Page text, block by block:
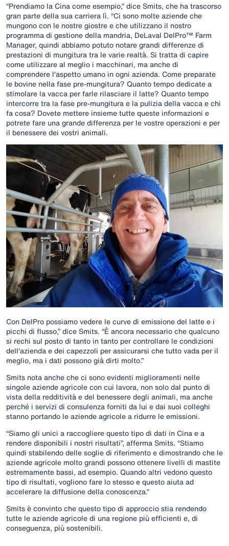
“Prendiamo la Cina come esempio,” dice Smits, che ha trascorso
gran parte della sua carriera lì. “Ci sono molte aziende che
mungono con le nostre giostre e che utilizzano il nostro
programma di gestione della mandria, DeLaval DelPro™ Farm
Manager, quindi abbiamo potuto notare grandi differenze di
prestazioni di mungitura tra le varie realtà. Si tratta di capire
come utilizzare al meglio i macchinari, ma anche di
comprendere l'aspetto umano in ogni azienda. Come preparate
le bovine nella fase pre-mungitura? Quanto tempo dedicate a
stimolare la vacca per farle rilasciare il latte? Quanto tempo
intercorre tra la fase pre-mungitura e la pulizia della vacca e chi
fa cosa? Dovete mettere insieme tutte queste informazioni e
potrete fare una grande differenza per le vostre operazioni e per
il benessere dei vostri animali.
Con DelPro possiamo vedere le curve di emissione del latte e i
picchi di flusso,” dice Smits. “È ancora necessario che qualcuno
si rechi sul posto di tanto in tanto per controllare le condizioni
dell'azienda e dei capezzoli per assicurarsi che tutto vada per il
meglio, ma i dati possono già dirti molto.”
Smits nota anche che ci sono evidenti miglioramenti nelle
singole aziende agricole con cui lavora, non solo dal punto di
vista della redditività e del benessere degli animali, ma anche
perché i servizi di consulenza forniti da lui e dai suoi colleghi
stanno portando le aziende agricole a ridurre le emissioni.
“Siamo gli unici a raccogliere questo tipo di dati in Cina e a
rendere disponibili i nostri risultati”, afferma Smits. “Stiamo
quindi stabilendo delle soglie di riferimento e dimostrando che le
aziende agricole molto grandi possono ottenere livelli di mastite
estremamente bassi, ad esempio. Quando altri vedono questo
tipo di risultati, vogliono fare lo stesso e questo aiuta ad
accelerare la diffusione della conoscenza.”
Smits è convinto che questo tipo di approccio stia rendendo
tutte le aziende agricole di una regione più efficienti e, di
conseguenza, più sostenibili.